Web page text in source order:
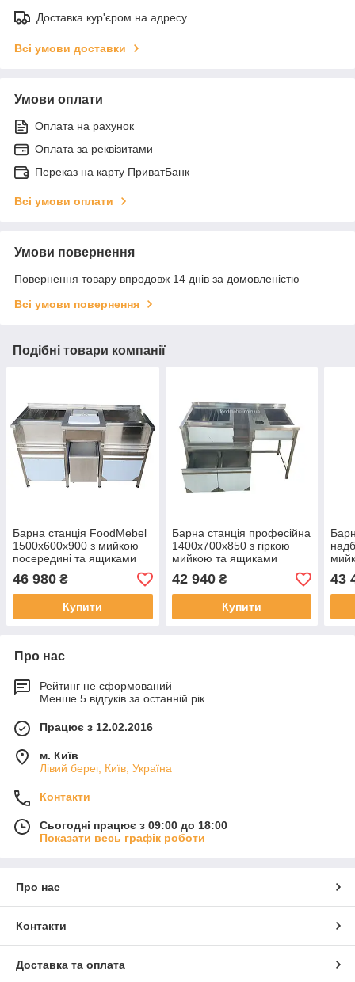
Доставка кур'єром на адресу
Всі умови доставки
Умови оплати
Оплата на рахунок
Оплата за реквізитами
Переказ на карту ПриватБанк
Всі умови оплати
Умови повернення
Повернення товару впродовж 14 днів за домовленістю
Всі умови повернення
Подібні товари компанії
Барна станція FoodMebel
1500х600х900 з мийкою
посередині та ящиками
46 980 ₴
Купити
Барна станція професійна
1400х700х850 з гіркою
мийкою та ящиками
42 940₴
Купити
43
Про нас
Рейтинг не сформований
Менше 5 відгуків за останній рік
Працює з 12.02.2016
м. Київ
Лівий берег, Київ, Україна
Контакти
Сьогодні працює з 09:00 до 18:00
Показати весь графік роботи
Про нас
Контакти
Доставка та оплата